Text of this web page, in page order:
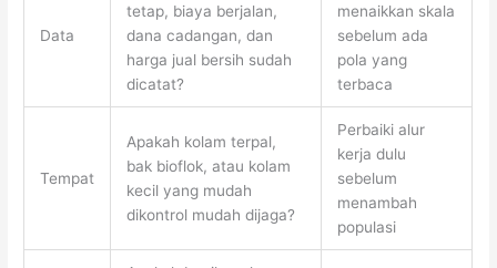
Data
tetap, biaya berjalan,
dana cadangan, dan
harga jual bersih sudah
dicatat?
menaikkan skala
sebelum ada
pola yang
terbaca
Tempat
Apakah kolam terpal,
bak bioflok, atau kolam
kecil yang mudah
dikontrol mudah dijaga?
Perbaiki alur
kerja dulu
sebelum
menambah
populasi